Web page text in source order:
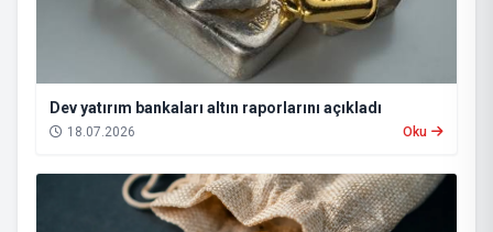
Dev yatırım bankaları altın raporlarını açıkladı
18.07.2026 Oku